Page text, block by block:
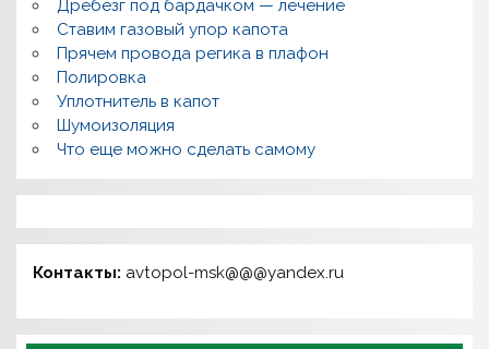
Дребезг под бардачком — лечение
Ставим газовый упор капота
Прячем провода регика в плафон
Полировка
Уплотнитель в капот
Шумоизоляция
Что еще можно сделать самому
Контакты: avtopol-msk@@@yandex.ru